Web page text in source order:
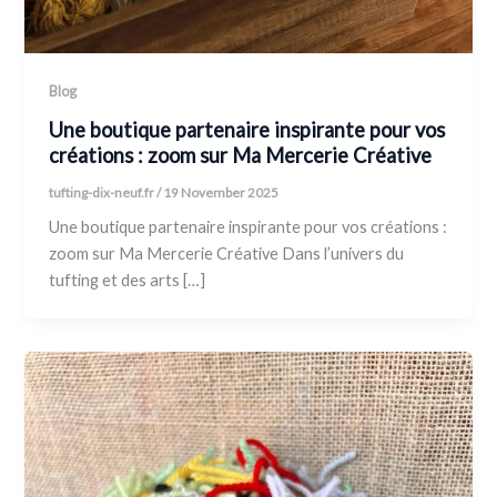
Blog
Une boutique partenaire inspirante pour vos
créations : zoom sur Ma Mercerie Créative
tufting-dix-neuf.fr/ 19 November 2025
Une boutique partenaire inspirante pour vos créations :
zoom sur Ma Mercerie Créative Dans l’univers du
tufting et des arts […]